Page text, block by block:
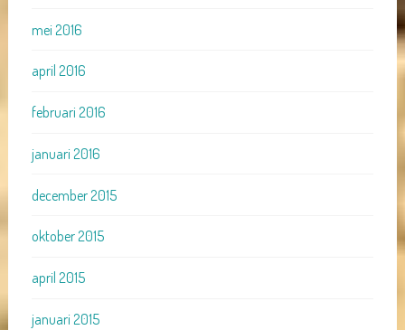
mei 2016
april 2016
februari 2016
januari 2016
december 2015
oktober 2015
april 2015
januari 2015